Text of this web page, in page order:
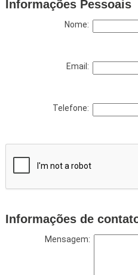
Informações Pessoais
Nome:
Email:
Telefone:
Informações de
Mensagem: